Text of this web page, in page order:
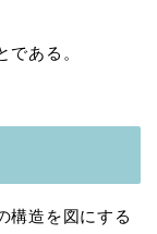
ある。
構造を図にする